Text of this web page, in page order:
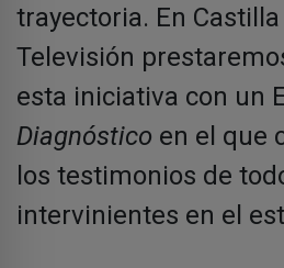
trayectoria. En Castilla
Televisión
esta iniciativa con un
Diagnóstico en el que
los testimonios de
intervinientes en el